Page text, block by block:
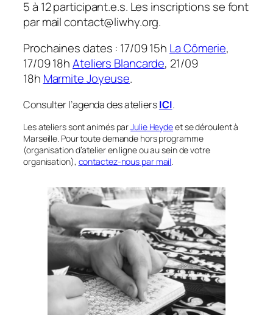
5 à 12 participant.e.s. Les inscriptions se font
par mail contact@liwhy.org.
Prochaines dates : 17/09 15h La Cômerie,
17/09 18hAteliers Blancarde, 21/09
18h Marmite Joyeuse.
Consulter l’agenda des ateliersICI.
Les ateliers sont animés parJulie Heydeet se déroulent à
Marseille. Pour toute demande hors programme
(organisation d’atelier en ligne ou au sein de votre
organisation), contactez-nous par mail.